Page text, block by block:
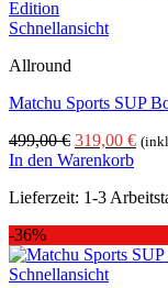
Schnellansicht
Allround
Matchu Sports SUP
499,00€
Preis
499,00 €
319,00 €
In den Warenkorb
Lieferzeit: 1-3
-36%
Schnellansicht